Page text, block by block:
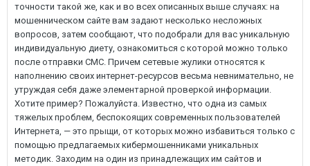
точности такой же, как и во всех описанных выше случаях: на
мошенническом сайте вам задают несколько несложных
вопросов, затем сообщают, что подобрали для вас уникальную
индивидуальную диету, ознакомиться с которой можно только
после отправки СМС. Причем сетевые жулики относятся к
наполнению своих интернет-ресурсов весьма невнимательно, не
утруждая себя даже элементарной проверкой информации.
Хотите пример? Пожалуйста. Известно, что одна из самых
тяжелых проблем, беспокоящих современных пользователей
Интернета, — это прыщи, от которых можно избавиться только с
помощью предлагаемых кибермошенниками уникальных
методик. Заходим на один из принадлежащих им сайтов и